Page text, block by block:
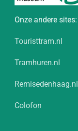
Onze andere sites:
Touristtram.nl
Tramhuren.nl
Remisedenhaag.nl
Colofon